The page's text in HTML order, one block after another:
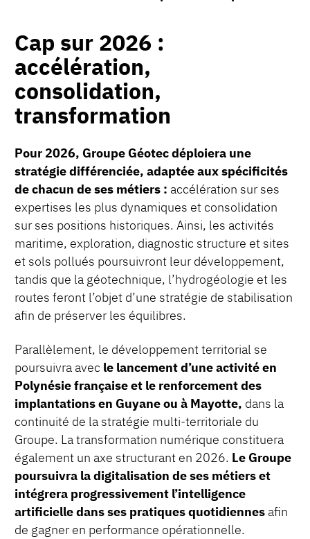
Cap sur 2026 :
accélération,
consolidation,
transformation
Pour 2026, Groupe Géotec déploiera une
stratégie différenciée, adaptée aux spécificités
de chacun de ses métiers : accélération sur ses
expertises les plus dynamiques et consolidation
sur ses positions historiques. Ainsi, les activités
maritime, exploration, diagnostic structure et sites
et sols pollués poursuivront leur développement,
tandis que la géotechnique, l’hydrogéologie et les
routes feront l’objet d’une stratégie de stabilisation
afin de préserver les équilibres.
Parallèlement, le développement territorial se
poursuivra avec le lancement d’une activité en
Polynésie française et le renforcement des
implantations en Guyane ou à Mayotte, dans la
continuité de la stratégie multi-territoriale du
Groupe. La transformation numérique constituera
également un axe structurant en 2026. Le Groupe
poursuivra la digitalisation de ses métiers et
intégrera progressivement l’intelligence
artificielle dans ses pratiques quotidiennes afin
de gagner en performance opérationnelle.